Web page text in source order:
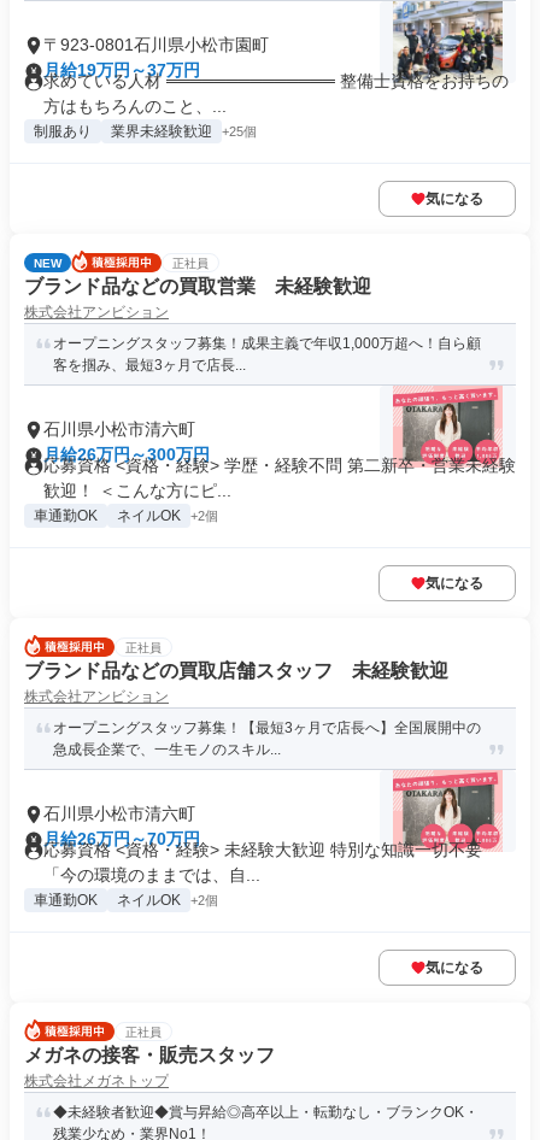
〒923-0801石川県小松市園町
月給19万円～37万円
求めている人材 ══════════════ 整備士資格をお持ちの
方はもちろんのこと、...
制服あり 業界未経験歓迎 +25個
気になる
NEW 正社員
ブランド品などの買取営業 未経験歓迎
株式会社アンビション
オープニングスタッフ募集！成果主義で年収1,000万超へ！自ら顧
客を掴み、最短3ヶ月で店長...
石川県小松市清六町
月給26万円～300万円
応募資格 <資格・経験> 学歴・経験不問 第二新卒・営業未経験
歓迎！ ＜こんな方にピ...
車通勤OK ネイルOK +2個
気になる
正社員
ブランド品などの買取店舗スタッフ 未経験歓迎
株式会社アンビション
オープニングスタッフ募集！【最短3ヶ月で店長へ】全国展開中の
急成長企業で、一生モノのスキル...
石川県小松市清六町
月給26万円～70万円
応募資格 <資格・経験> 未経験大歓迎 特別な知識一切不要
「今の環境のままでは、自...
車通勤OK ネイルOK +2個
気になる
正社員
メガネの接客・販売スタッフ
株式会社メガネトップ
◆未経験者歓迎◆賞与昇給◎高卒以上・転勤なし・ブランクOK・
残業少なめ・業界No1！